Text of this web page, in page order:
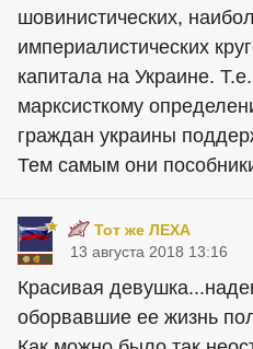
шовинистических,
империалистических
капитала на Украине.
марксисткому
граждан украины
Тем самым они
Тот же ЛЕХА
13 августа 2018 13:16
Красивая
оборвавшие ее жизнь